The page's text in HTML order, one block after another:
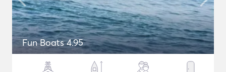
Fun Boats 4.95